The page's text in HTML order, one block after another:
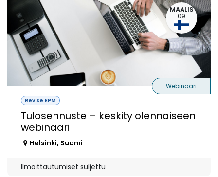
MAALIS
09
Revise EPM
Tulosennuste – keskity olennaiseen
webinaari
Webinaari
Helsinki, Suomi
Ilmoittautumiset suljettu